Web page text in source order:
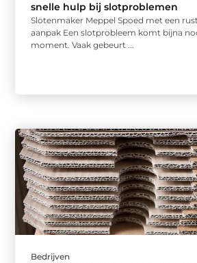
snelle hulp bij slotproblemen
Slotenmaker Meppel Spoed met een
aanpak Een slotprobleem komt bijna
moment. Vaak gebeurt ...
Bedrijven